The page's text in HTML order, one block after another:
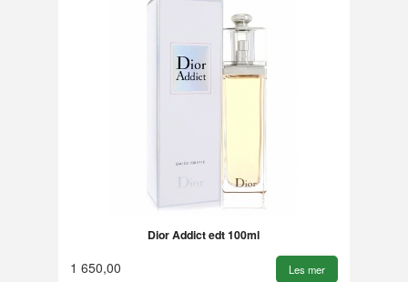
Dior Addict edt 100ml
1 650,00 Les mer